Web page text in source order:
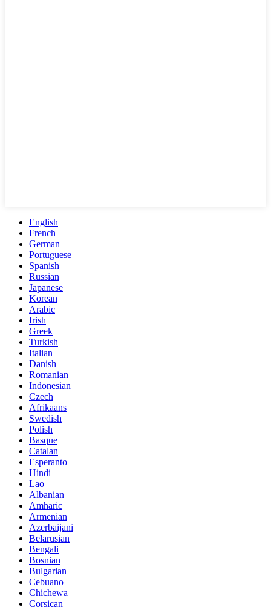
English
French
German
Portuguese
Spanish
Russian
Japanese
Korean
Arabic
Irish
Greek
Turkish
Italian
Danish
Romanian
Indonesian
Czech
Afrikaans
Swedish
Polish
Basque
Catalan
Esperanto
Hindi
Lao
Albanian
Amharic
Armenian
Azerbaijani
Belarusian
Bengali
Bosnian
Bulgarian
Cebuano
Chichewa
Corsican